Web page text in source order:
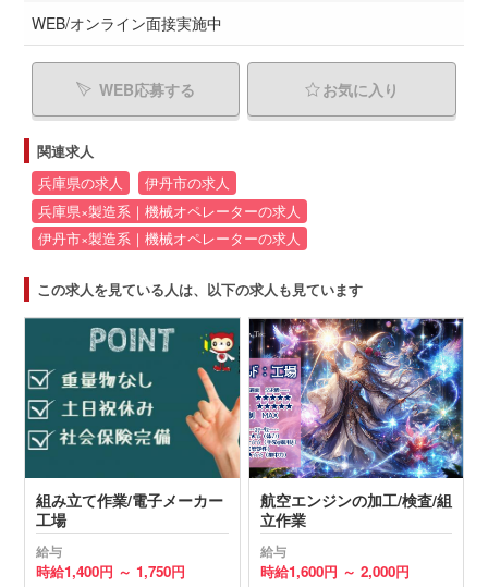
WEB/オンライン面接実施中
WEB応募する お気に入り
関連求人
兵庫県の求人
伊丹市の求人
兵庫県×製造系｜機械オペレーターの求人
伊丹市×製造系｜機械オペレーターの求人
この求人を見ている人は、以下の求人も見ています
組み立て作業/電子メーカー
工場
給与
時給1,400円 ～ 1,750円
航空エンジンの加工/検査/組
立作業
給与
時給1,600円 ～ 2,000円